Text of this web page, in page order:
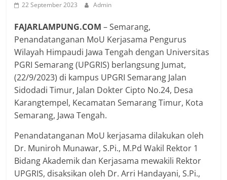
22 September 2023 Admin
FAJARLAMPUNG.COM – Semarang,
Penandatanganan MoU Kerjasama Pengurus
Wilayah Himpaudi Jawa Tengah dengan Universitas
PGRI Semarang (UPGRIS) berlangsung Jumat,
(22/9/2023) di kampus UPGRI Semarang Jalan
Sidodadi Timur, Jalan Dokter Cipto No.24, Desa
Karangtempel, Kecamatan Semarang Timur, Kota
Semarang, Jawa Tengah.
Penandatanganan MoU kerjasama dilakukan oleh
Dr. Muniroh Munawar, S.Pi., M.Pd Wakil Rektor 1
Bidang Akademik dan Kerjasama mewakili Rektor
UPGRIS, disaksikan oleh Dr. Arri Handayani, S.Pi.,